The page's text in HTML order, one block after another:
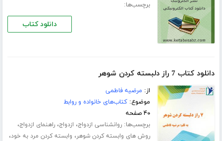
برچسب‌ها:
دانلود کتاب
دانلود کتاب 7 راز دلبسته کردن شوهر
از: مرضیه فاطمی
موضوع:کتاب‌های خانواده و روابط
۴۰ صفحه
برچسب‌ها:روانشناسی ازدواج، ازدواج،راهنمای ازدواج،
روش های وابسته کردن شوهر، وابسته کردن مرد به خود،